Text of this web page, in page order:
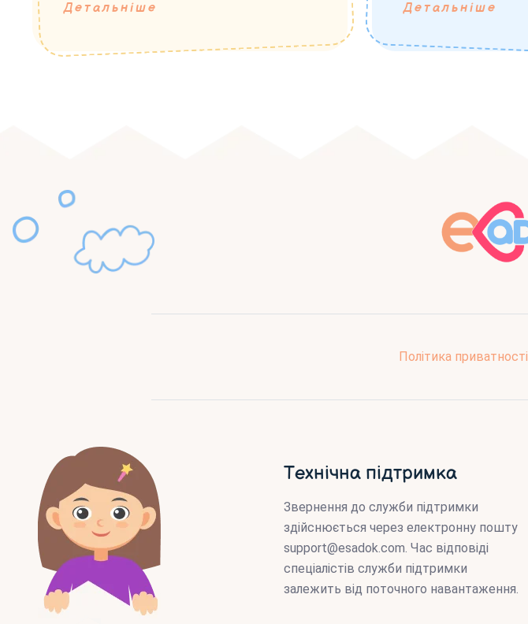
Детальніше Детальніше
Політика приватності
Технічна підтримка
Звернення до служби підтримки
здійснюється через електронну пошту
support@esadok.com. Час відповіді
спеціалістів служби підтримки
залежить від поточного навантаження.